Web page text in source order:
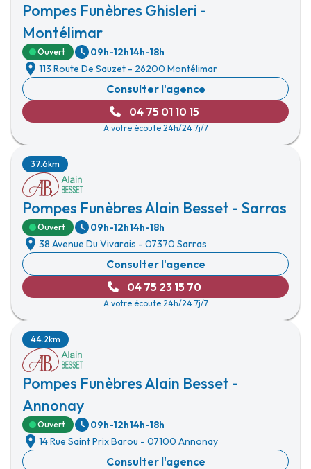
Pompes Funèbres Ghisleri -
Montélimar
Ouvert 09h-12h14h-18h
113 Route De Sauzet - 26200 Montélimar
Consulter l'agence
04 75 01 10 15
A votre écoute 24h/24 7j/7
Pompes Funèbres Alain Besset - Sarras
37.6km
Ouvert 09h-12h14h-18h
38 Avenue Du Vivarais - 07370 Sarras
Consulter l'agence
04 75 23 15 70
A votre écoute 24h/24 7j/7
Pompes Funèbres Alain Besset -
Annonay
44.2km
Ouvert 09h-12h14h-18h
14 Rue Saint Prix Barou - 07100 Annonay
Consulter l'agence